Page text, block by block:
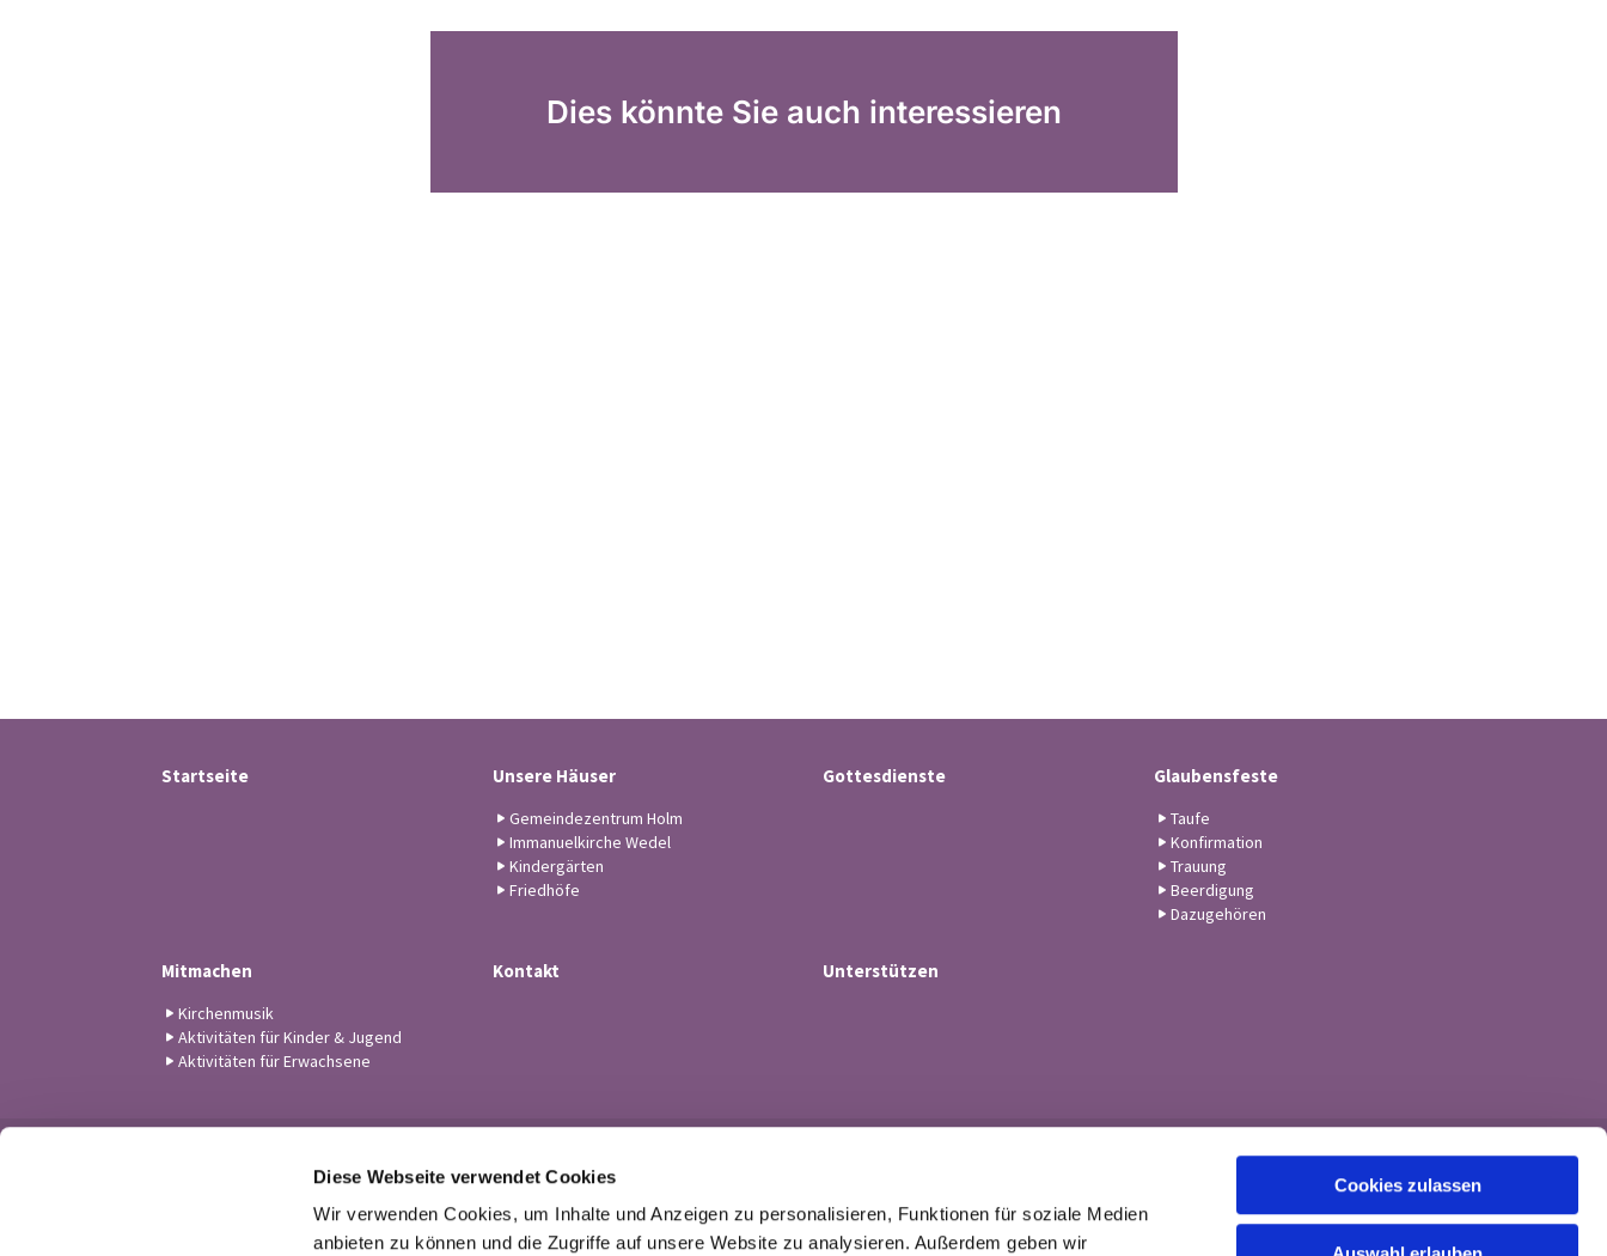
Diese Webseite verwendet Cookies
Wir verwenden Cookies, um Inhalte und Anzeigen zu personalisieren, Funktionen für soziale Medien
anbieten zu können und die Zugriffe auf unsere Website zu analysieren. Außerdem geben wir
Cookies zulassen
Dies könnte Sie auch interessieren
Startseite Unsere Häuser
Gemeindezentrum Holm
Immanuelkirche Wedel
Kindergärten
Friedhöfe
Gottesdienste Glaubensfeste
Taufe
Konfirmation
Trauung
Beerdigung
Dazugehören
Mitmachen
Kirchenmusik
Aktivitäten für Kinder & Jugend
Aktivitäten für Erwachsene
Kontakt Unterstützen
 Tel. 04103-21 43
buero@kirchengemeindewedel.de